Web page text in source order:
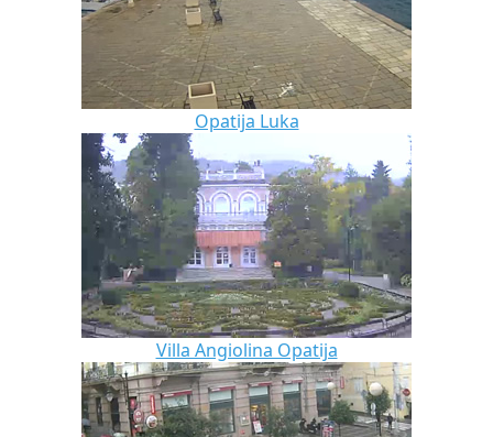
Opatija Luka
Villa Angiolina Opatija